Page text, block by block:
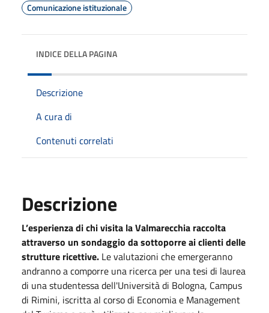
Comunicazione istituzionale
INDICE DELLA PAGINA
Descrizione
A cura di
Contenuti correlati
Descrizione
L’esperienza di chi visita la Valmarecchia raccolta
attraverso un sondaggio da sottoporre ai clienti delle
strutture ricettive. Le valutazioni che emergeranno
andranno a comporre una ricerca per una tesi di laurea
di una studentessadell'Università di Bologna, Campus
di Rimini, iscritta al corso di Economia e Management